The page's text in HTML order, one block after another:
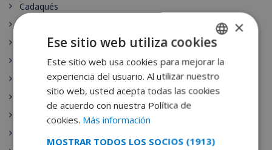
Cadaqués
Lloret de Mar
Llafranc
SPANISH
DUTCH
GERMAN
×
Ese sitio web utiliza cookies
Este sitio web usa cookies para mejorar la
experiencia del usuario. Al utilizar nuestro
sitio web, usted acepta todas las cookies
de acuerdo con nuestra Política de
cookies. Más información
MOSTRAR TODOS LOS SOCIOS (1913)